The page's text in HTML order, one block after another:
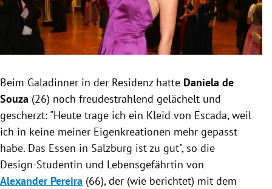
Untermenü
Untermenü
Untermenü
Untermenü
Beim Galadinner in der Residenz hatte Daniela de
Souza (26) noch freudestrahlend gelächelt und
gescherzt: "Heute trage ich ein Kleid von Escada, weil
ich in keine meiner Eigenkreationen mehr gepasst
habe. Das Essen in Salzburg ist zu gut", so die
Design-Studentin und Lebensgefährtin von
Alexander Pereira (66), der (wie berichtet) mit dem